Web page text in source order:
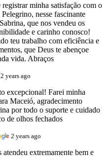
registrar minha satisfação com o
nesse fascinante
que nos vendeu os
e carinho conosco!
teu trabalho com eficiência e
que Deus te abençoe
vida. Abraços
2 years ago
excepcional! Farei minha
Maceió, agradecimento
por todo o suporte e cuidado
de olhos fechados
2 years ago
atendeu extremamente bem e